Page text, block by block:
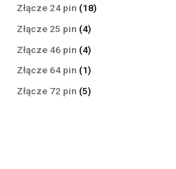
produkty
Złącze 24 pin 1818
Złącze 25 pin 44
produkty
Złącze 46 pin 44
produkty
Złącze 64 pin 11
produkt
Złącze 72 pin 55